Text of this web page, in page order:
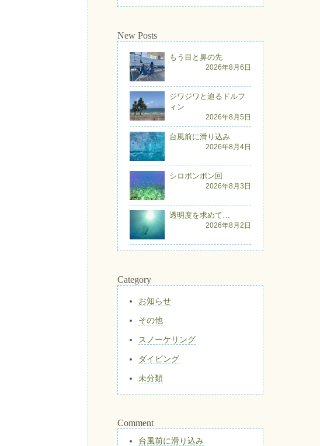
New Posts
もう目と鼻の先
2026年8月6日
ジワジワと迫るドルフ
ィン
2026年8月5日
台風前に滑り込み
2026年8月4日
シロボンボン回
2026年8月3日
透明度を求めて…
2026年8月2日
Category
お知らせ
その他
スノーケリング
ダイビング
未分類
Comment
台風前に滑り込み